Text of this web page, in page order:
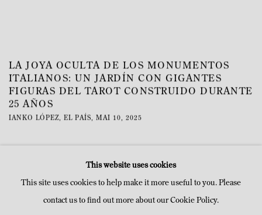
LA JOYA OCULTA DE LOS MONUMENTOS
ITALIANOS: UN JARDÍN CON GIGANTES
FIGURAS DEL TAROT CONSTRUIDO DURANTE
25 AÑOS
IANKO LÓPEZ, EL PAÍS, MAI 10, 2025
This website uses cookies
This site uses cookies to help make it more useful to you. Please
contact us to find out more about our Cookie Policy.